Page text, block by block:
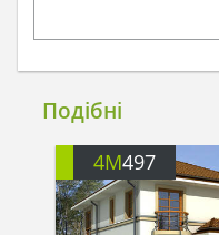
Подібні
4M497